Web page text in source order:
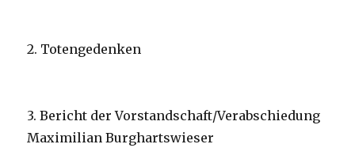
2. Totengedenken
3. Bericht der Vorstandschaft/Verabschiedung
Maximilian Burghartswieser